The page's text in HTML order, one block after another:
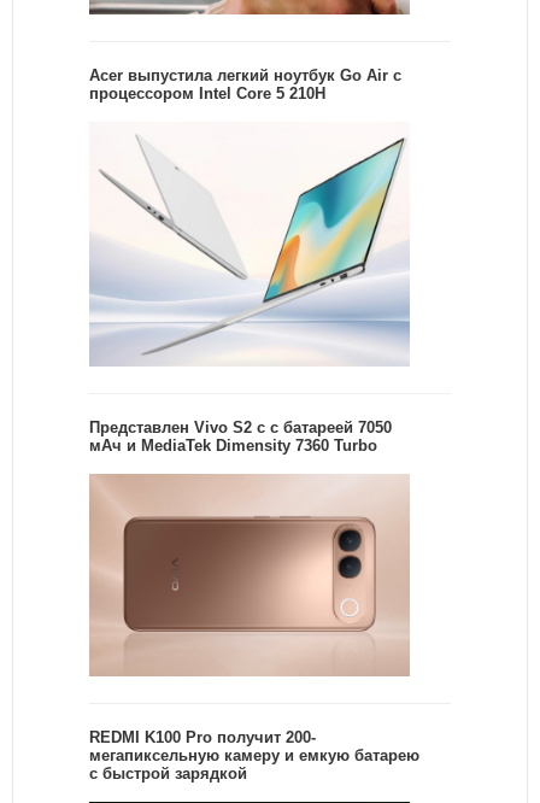
Acer выпустила легкий ноутбук Go Air c
процессором Intel Core 5 210H
Представлен Vivo S2 с с батареей 7050
мАч и MediaTek Dimensity 7360 Turbo
REDMI K100 Pro получит 200-
мегапиксельную камеру и емкую батарею
с быстрой зарядкой